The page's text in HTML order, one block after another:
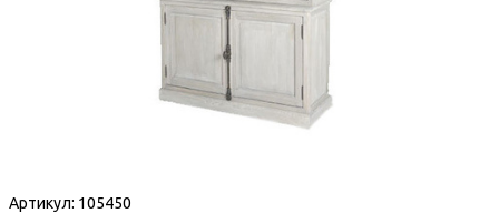
Артикул: 105450